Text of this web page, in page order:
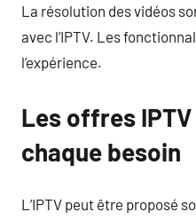
La résolution des vidéos
avec l’IPTV. Les
l’expérience.
Les offres
chaque besoin
L’IPTV peut être proposé